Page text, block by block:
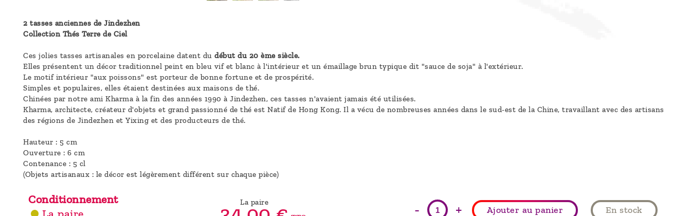
2 tasses anciennes de Jindezhen
Collection Thés Terre de Ciel
Ces jolies tasses artisanales en porcelaine datent du début du 20 ème siècle.
Elles présentent un décor traditionnel peint en bleu vif et blanc à l'intérieur et un émaillage brun typique dit "sauce de soja" à l'extérieur.
Le motif intérieur "aux poissons" est porteur de bonne fortune et de prospérité.
Simples et populaires, elles étaient destinées aux maisons de thé.
Chinées par notre ami Kharma à la fin des années 1990 à Jindezhen, ces tasses n'avaient jamais été utilisées.
Kharma, architecte, créateur d'objets et grand passionné de thé est Natif de Hong Kong. Il a vécu de nombreuses années dans le sud-est de la Chine, travaillant avec des artisans
des régions de Jindezhen et Yixing et des producteurs de thé.
Hauteur : 5 cm
Ouverture : 6 cm
Contenance : 5 cl
(Objets artisanaux : le décor est légèrement différent sur chaque pièce)
Conditionnement
La paire - + Ajouter au panier En stock